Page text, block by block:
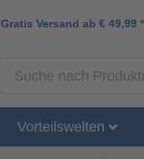
Gratis Versand ab € 49,99 *
Vorteilswelten